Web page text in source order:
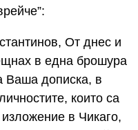
От днес и
в една брошура
Ваша дописка, в
които са
в Чикаго,